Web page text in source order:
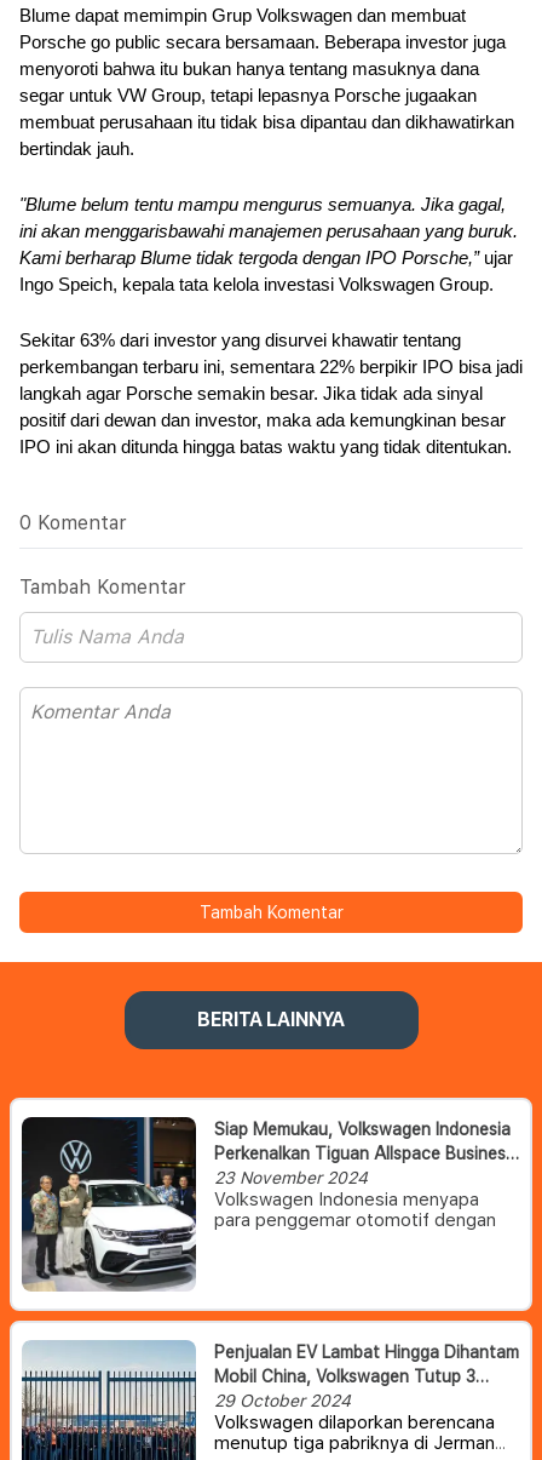
Blume dapat memimpin Grup Volkswagen dan membuat
Porsche go public secara bersamaan. Beberapa investor juga
menyoroti bahwa itu bukan hanya tentang masuknya dana
segar untuk VW Group, tetapi lepasnya Porsche jugaakan
membuat perusahaan itu tidak bisa dipantau dan dikhawatirkan
bertindak jauh.
"Blume belum tentu mampu mengurus semuanya. Jika gagal,
ini akan menggarisbawahi manajemen perusahaan yang buruk.
Kami berharap Blume tidak tergoda dengan IPO Porsche,” ujar
Ingo Speich, kepala tata kelola investasi Volkswagen Group.
Sekitar 63% dari investor yang disurvei khawatir tentang
perkembangan terbaru ini, sementara 22% berpikir IPO bisa jadi
langkah agar Porsche semakin besar. Jika tidak ada sinyal
positif dari dewan dan investor, maka ada kemungkinan besar
IPO ini akan ditunda hingga batas waktu yang tidak ditentukan.
0 Komentar
Tambah Komentar
Tambah Komentar
BERITA LAINNYA
Siap Memukau, Volkswagen Indonesia
Perkenalkan Tiguan Allspace Business
Edition Di Gaikindo Jakarta Auto Week
2024
23 November 2024
Volkswagen Indonesia menyapa
para penggemar otomotif dengan
Volkswagen Indonesia juga
menampilkan ID. Buzz, kendaraan
listrik baterai (BEV) pertama
Volkswagen di Indonesia.
Kehadiran Volkwagen di GJAW 2024
menegaskan komitmen Volkswagen
untuk terus menghadirkan teknologi
Penjualan EV Lambat Hingga Dihantam
Mobil China, Volkswagen Tutup 3
Pabrik Dan PHK Ribuan Pekerja
29 October 2024
Volkswagen dilaporkan berencana
menutup tiga pabriknya di Jerman